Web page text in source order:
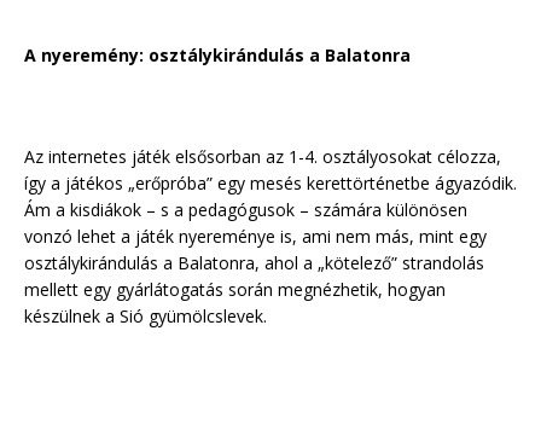
A nyeremény: osztálykirándulás a Balatonra
Az internetes játék elsősorban az 1-4. osztályosokat célozza,
így a játékos „erőpróba” egy mesés kerettörténetbe ágyazódik.
Ám a kisdiákok – s a pedagógusok – számára különösen
vonzó lehet a játék nyereménye is, ami nem más, mint egy
osztálykirándulás a Balatonra, ahol a „kötelező” strandolás
mellett egy gyárlátogatás során megnézhetik, hogyan
készülnek a Sió gyümölcslevek.